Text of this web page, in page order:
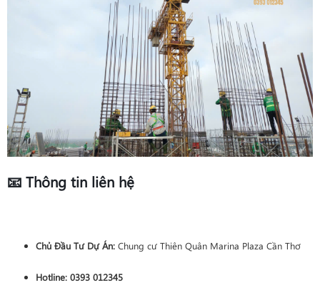
📧 Thông tin liên hệ
Chủ Đầu Tư Dự Án: Chung cư Thiên Quân Marina Plaza Cần Thơ
Hotline: 0393 012345